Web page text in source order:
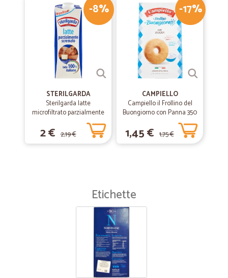
-8%
STERILGARDA
Sterilgarda latte
microfiltrato parzialmente
2 € 2,19 €
-17%
CAMPIELLO
Campiello il Frollino del
Buongiorno con Panna 350
1,45 € 1,75 €
Etichette